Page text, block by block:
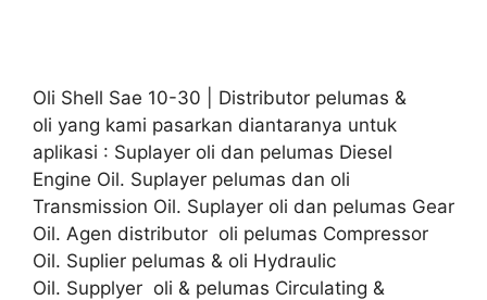
Oli Shell Sae 10-30 | Distributor pelumas &
oli yang kami pasarkan diantaranya untuk
aplikasi : Suplayer oli dan pelumas Diesel
Engine Oil. Suplayer pelumas dan oli
Transmission Oil. Suplayer oli dan pelumas Gear
Oil. Agen distributor oli pelumas Compressor
Oil. Suplier pelumas & oli Hydraulic
Oil. Supplyer oli & pelumas Circulating &